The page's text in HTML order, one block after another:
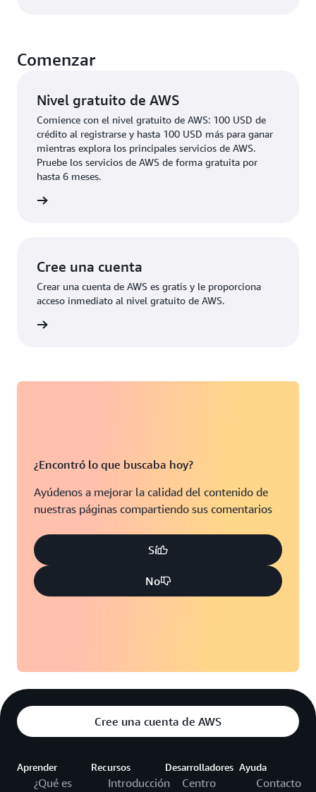
Comenzar
Nivel gratuito de AWS
Comience con el nivel gratuito de AWS: 100 USD de
crédito al registrarse y hasta 100 USD más para ganar
mientras explora los principales servicios de AWS.
Pruebe los servicios de AWS de forma gratuita por
hasta 6 meses.
Cree una cuenta
Crear una cuenta de AWS es gratis y le proporciona
acceso inmediato al nivel gratuito de AWS.
¿Encontró lo que buscaba hoy?
Ayúdenos a mejorar la calidad del contenido de
nuestras páginas compartiendo sus comentarios
Sí
No
Cree una cuenta de AWS
Aprender
¿Qué es
Recursos
Introducción
Desarrolladores
Centro
Ayuda
Contacto